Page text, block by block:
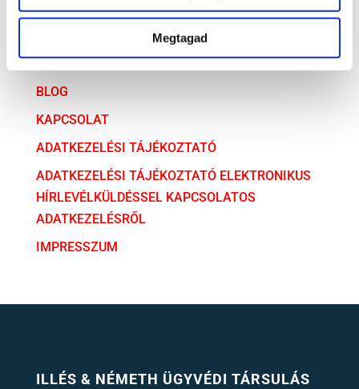
Megtagad
AZ ÜGYVÉDI TÁRSULÁS
SZOLGÁLTATÁSAINK
BLOG
KAPCSOLAT
ADATKEZELÉSI TÁJÉKOZTATÓ
ADATKEZELÉSI TÁJÉKOZTATÓ ELEKTRONIKUS
HÍRLEVÉLKÜLDÉSSEL KAPCSOLATOS
ADATKEZELÉSRŐL
IMPRESSZUM
ILLÉS & NÉMETH ÜGYVÉDI TÁRSULÁS